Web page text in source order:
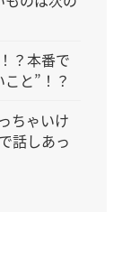
？本番で
と”！？
ちゃいけ
話しあっ